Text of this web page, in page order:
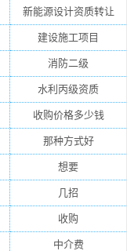
新能源设计资质转让
建设施工项目
消防二级
水利丙级资质
收购价格多少钱
那种方式好
想要
几招
收购
中介费